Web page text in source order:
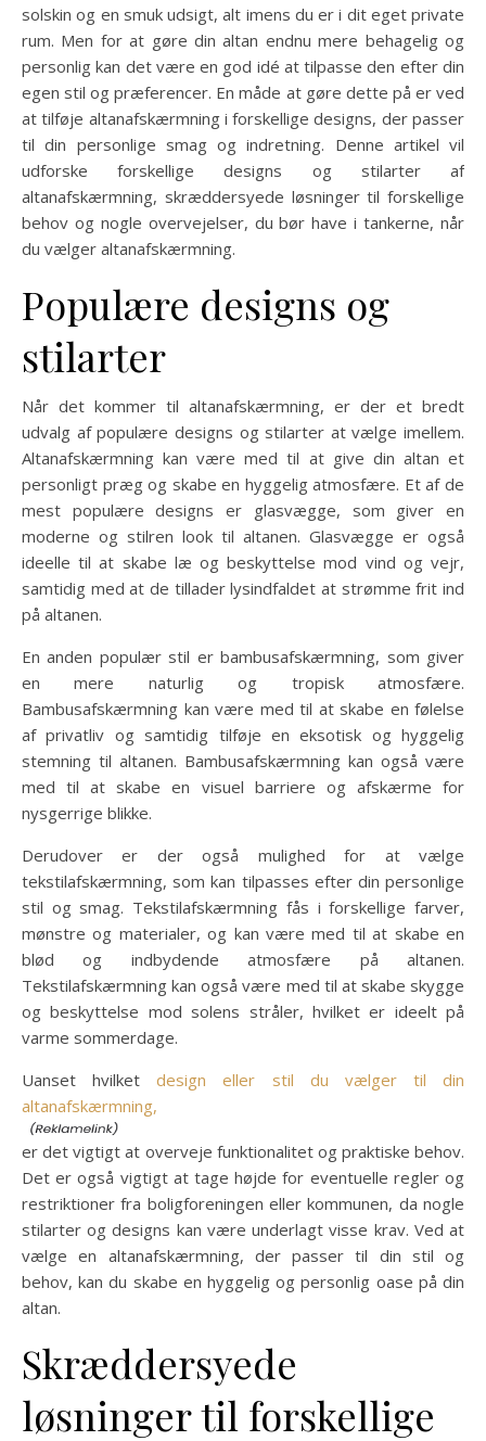
solskin og en smuk udsigt, alt imens du er i dit eget private
rum. Men for at gøre din altan endnu mere behagelig og
personlig kan det være en god idé at tilpasse den efter din
egen stil og præferencer. En måde at gøre dette på er ved
at tilføje altanafskærmning i forskellige designs, der passer
til din personlige smag og indretning. Denne artikel vil
udforske forskellige designs og stilarter af
altanafskærmning, skræddersyede løsninger til forskellige
behov og nogle overvejelser, du bør have i tankerne, når
du vælger altanafskærmning.
Populære designs og
stilarter
Når det kommer til altanafskærmning, er der et bredt
udvalg af populære designs og stilarter at vælge imellem.
Altanafskærmning kan være med til at give din altan et
personligt præg og skabe en hyggelig atmosfære. Et af de
mest populære designs er glasvægge, som giver en
moderne og stilren look til altanen. Glasvægge er også
ideelle til at skabe læ og beskyttelse mod vind og vejr,
samtidig med at de tillader lysindfaldet at strømme frit ind
på altanen.
En anden populær stil er bambusafskærmning, som giver
en mere naturlig og tropisk atmosfære.
Bambusafskærmning kan være med til at skabe en følelse
af privatliv og samtidig tilføje en eksotisk og hyggelig
stemning til altanen. Bambusafskærmning kan også være
med til at skabe en visuel barriere og afskærme for
nysgerrige blikke.
Derudover er der også mulighed for at vælge
tekstilafskærmning, som kan tilpasses efter din personlige
stil og smag. Tekstilafskærmning fås i forskellige farver,
mønstre og materialer, og kan være med til at skabe en
blød og indbydende atmosfære på altanen.
Tekstilafskærmning kan også være med til at skabe skygge
og beskyttelse mod solens stråler, hvilket er ideelt på
varme sommerdage.
Uanset hvilketdesign eller stil du vælger til din
altanafskærmning,
er det vigtigt at overveje funktionalitet og praktiske behov.
Det er også vigtigt at tage højde for eventuelle regler og
restriktioner fra boligforeningen eller kommunen, da nogle
stilarter og designs kan være underlagt visse krav. Ved at
vælge en altanafskærmning, der passer til din stil og
behov, kan du skabe en hyggelig og personlig oase på din
altan.
Skræddersyede
løsninger til forskellige